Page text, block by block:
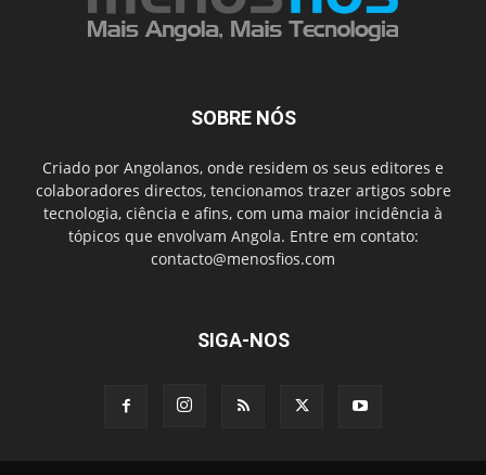
SOBRE NÓS
Criado por Angolanos, onde residem os seus editores e
colaboradores directos, tencionamos trazer artigos sobre
tecnologia, ciência e afins, com uma maior incidência à
tópicos que envolvam Angola. Entre em contato:
contacto@menosfios.com
SIGA-NOS